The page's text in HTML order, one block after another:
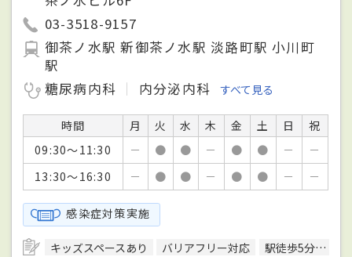
03-3518-9157
御茶ノ水駅 新御茶ノ水駅 淡路町駅 小川町
駅
糖尿病内科
内分泌内科 すべて見る
時間 月 火 水 木 金 土 日
祝
09:30～11:30
－ ● ● － ● ● －
－
13:30～16:30
－ ● ● － ● ● － －
感染症対策実施
キッズスペースあり バリアフリー対応 駅徒歩5分圏内